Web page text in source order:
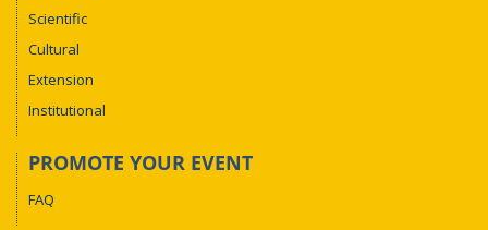
Scientific
Cultural
Extension
Institutional
PROMOTE YOUR EVENT
FAQ